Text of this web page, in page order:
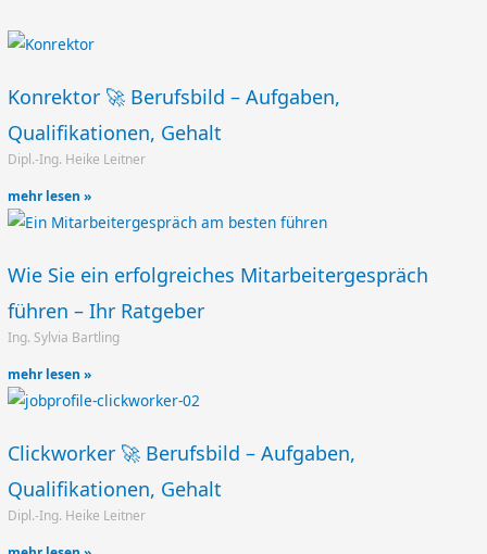
Konrektor 🚀 Berufsbild – Aufgaben,
Qualifikationen, Gehalt
Dipl.-Ing. Heike Leitner
mehr lesen »
Wie Sie ein erfolgreiches Mitarbeitergespräch
führen – Ihr Ratgeber
Ing. Sylvia Bartling
mehr lesen »
Clickworker 🚀 Berufsbild – Aufgaben,
Qualifikationen, Gehalt
Dipl.-Ing. Heike Leitner